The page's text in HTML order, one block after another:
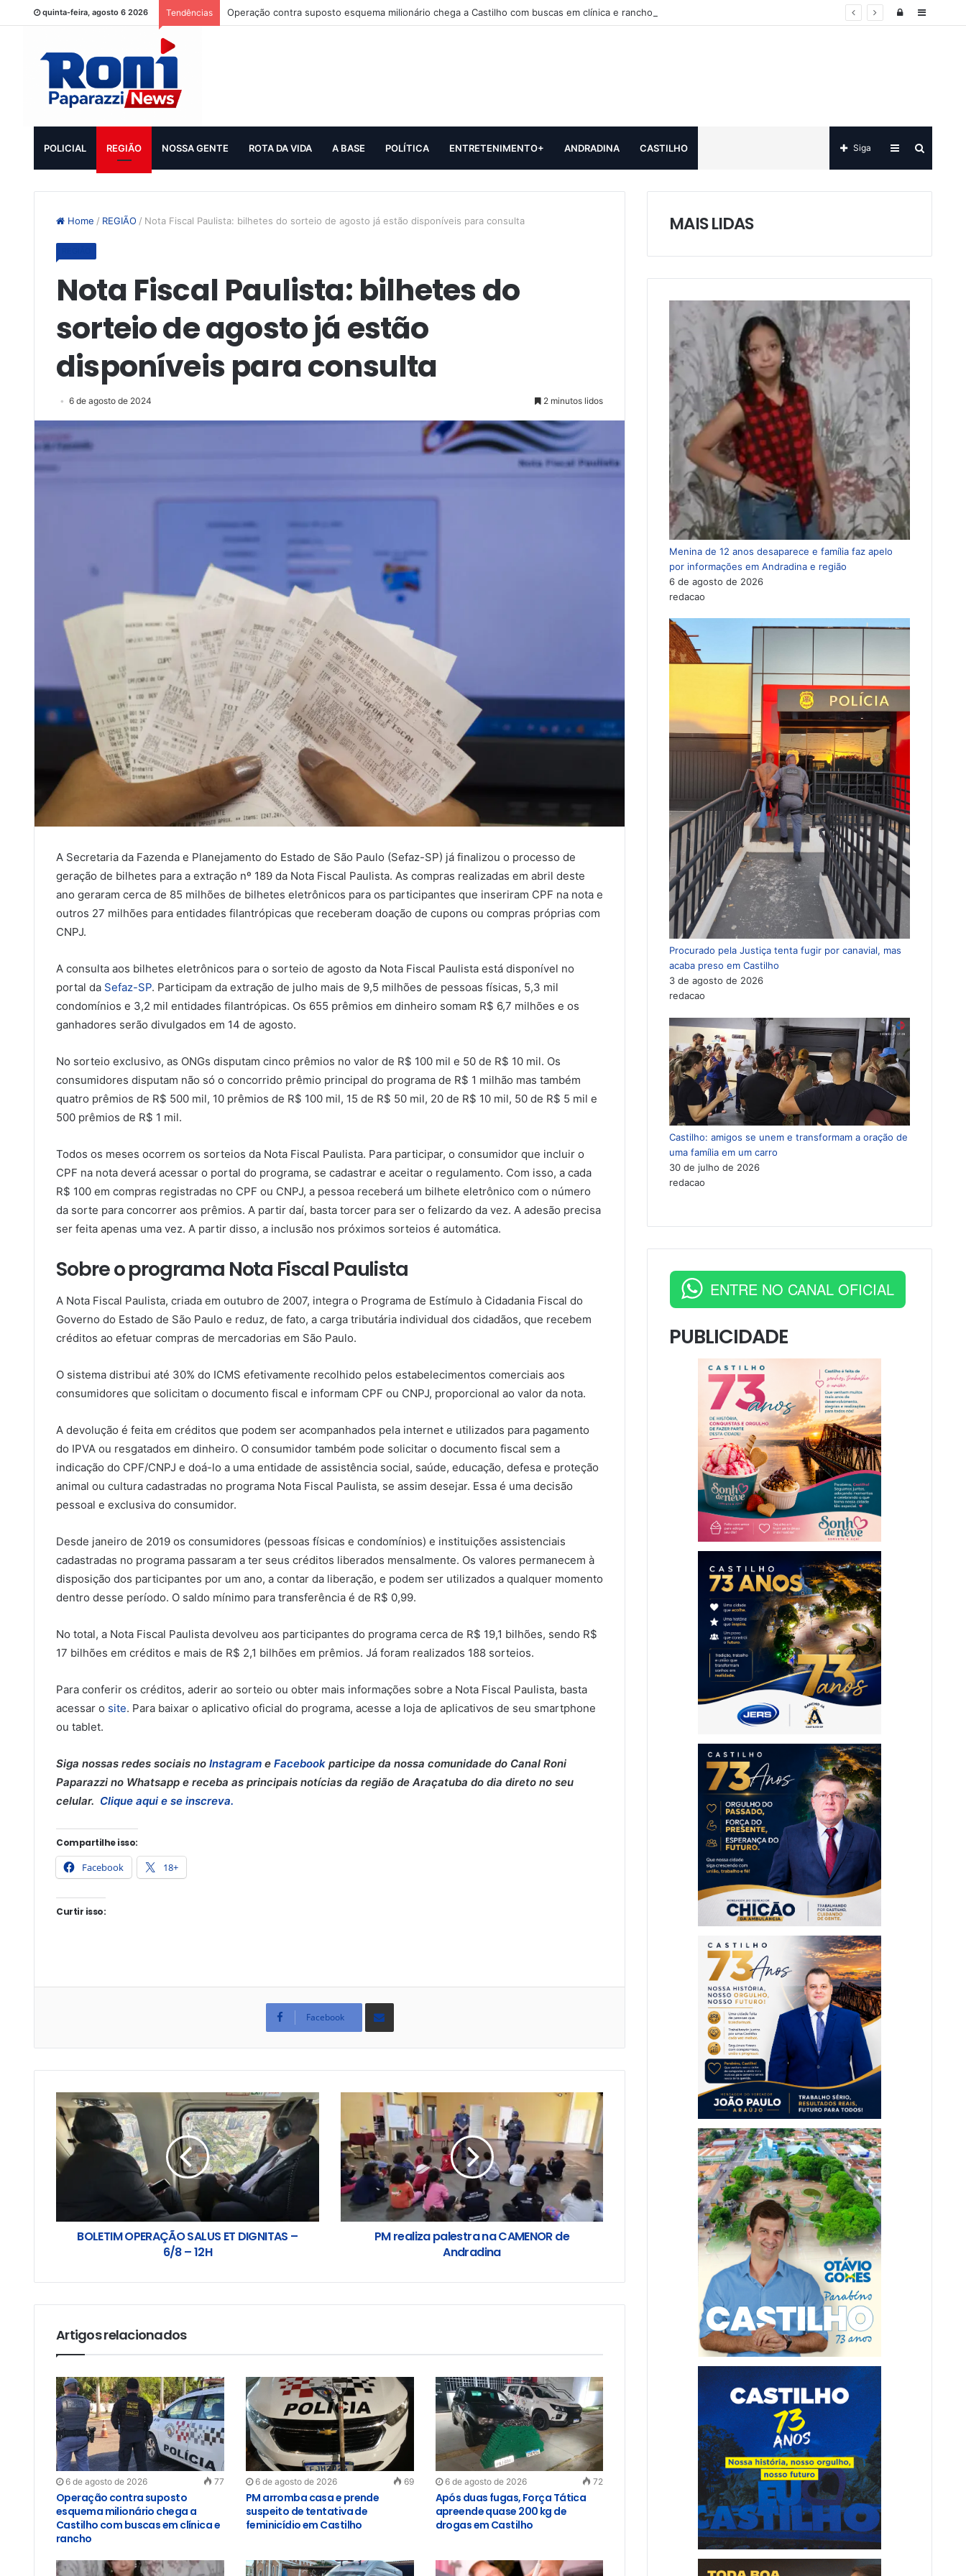
quinta-feira, agosto 6 2026 Tendências Operação contra suposto esquema milionário chega a Castilho com buscas em clínica e rancho Sidebar
Log
POLICIAL REGIÃO NOSSA GENTE ROTA DA VIDA A BASE POLÍTICA ENTRETENIMENTO+ ANDRADINA CASTILHO
por
Sidebar
Siga
Home / REGIÃO / Nota Fiscal Paulista: bilhetes do sorteio de agosto já estão disponíveis para consulta
Nota Fiscal Paulista: bilhetes do
sorteio de agosto já estão
disponíveis para consulta
6 de agosto de 2024 2 minutos lidos
A Secretaria da Fazenda e Planejamento do Estado de São Paulo (Sefaz-SP) já finalizou o processo de
geração de bilhetes para a extração nº 189 da Nota Fiscal Paulista. As compras realizadas em abril deste
ano geraram cerca de 85 milhões de bilhetes eletrônicos para os participantes que inseriram CPF na nota e
outros 27 milhões para entidades filantrópicas que receberam doação de cupons ou compras próprias com
CNPJ.
A consulta aos bilhetes eletrônicos para o sorteio de agosto da Nota Fiscal Paulista está disponível no
portal da Sefaz-SP. Participam da extração de julho mais de 9,5 milhões de pessoas físicas, 5,3 mil
condomínios e 3,2 mil entidades filantrópicas. Os 655 prêmios em dinheiro somam R$ 6,7 milhões e os
ganhadores serão divulgados em 14 de agosto.
No sorteio exclusivo, as ONGs disputam cinco prêmios no valor de R$ 100 mil e 50 de R$ 10 mil. Os
consumidores disputam não só o concorrido prêmio principal do programa de R$ 1 milhão mas também
quatro prêmios de R$ 500 mil, 10 prêmios de R$ 100 mil, 15 de R$ 50 mil, 20 de R$ 10 mil, 50 de R$ 5 mil e
500 prêmios de R$ 1 mil.
Todos os meses ocorrem os sorteios da Nota Fiscal Paulista. Para participar, o consumidor que incluir o
CPF na nota deverá acessar o portal do programa, se cadastrar e aceitar o regulamento. Com isso, a cada
R$ 100 em compras registradas no CPF ou CNPJ, a pessoa receberá um bilhete eletrônico com o número
da sorte para concorrer aos prêmios. A partir daí, basta torcer para ser o felizardo da vez. A adesão precisa
ser feita apenas uma vez. A partir disso, a inclusão nos próximos sorteios é automática.
Sobre o programa Nota Fiscal Paulista​​​
A Nota Fiscal Paulista, criada em outubro de 2007, integra o Programa de Estímulo à Cidadania Fiscal do
Governo do Estado de São Paulo e reduz, de fato, a carga tributária individual dos cidadãos, que recebem
créditos ao efetuar compras de mercadorias em São Paulo.
O sistema distribui até 30% do ICMS efetivamente recolhido pelos estabelecimentos comerciais aos
consumidores que solicitam o documento fiscal e informam CPF ou CNPJ, proporcional ao valor da nota.
A devolução é feita em créditos que podem ser acompanhados pela internet e utilizados para pagamento
do IPVA ou resgatados em dinheiro. O consumidor também pode solicitar o documento fiscal sem a
indicação do CPF/CNPJ e doá-lo a uma entidade de assistência social, saúde, educação, defesa e proteção
animal ou cultura cadastradas no programa Nota Fiscal Paulista, se assim desejar. Essa é uma decisão
pessoal e exclusiva do consumidor.
Desde janeiro de 2019 os consumidores (pessoas físicas e condomínios) e instituições assistenciais
cadastradas no programa passaram a ter seus créditos liberados mensalmente. Os valores permanecem à
disposição dos participantes por um ano, a contar da liberação, e podem ser utilizados a qualquer momento
dentro desse período. O saldo mínimo para transferência é de R$ 0,99.
No total, a Nota Fiscal Paulista devolveu aos participantes do programa cerca de R$ 19,1 bilhões, sendo R$
17 bilhões em créditos e mais de R$ 2,1 bilhões em prêmios. Já foram realizados 188 sorteios.
Para conferir os créditos, aderir ao sorteio ou obter mais informações sobre a Nota Fiscal Paulista, basta
acessar o site. Para baixar o aplicativo oficial do programa, acesse a loja de aplicativos de seu smartphone
ou tablet.
Siga nossas redes sociais no Instagram e Facebook participe da nossa comunidade do Canal Roni
Paparazzi no Whatsapp e receba as principais notícias da região de Araçatuba do dia direto no seu
celular. Clique aqui e se inscreva.
Compartilhe isso:
Facebook 18+
Curtir isso:
Facebook
Compartilhar
BOLETIM OPERAÇÃO SALUS ET DIGNITAS –
6/8 – 12H
PM realiza palestra na CAMENOR de
Andradina
Artigos relacionados
6 de agosto de 2026 77
Operação contra suposto
esquema milionário chega a
Castilho com buscas em clínica e
rancho
6 de agosto de 2026 69
PM arromba casa e prende
suspeito de tentativa de
feminicídio em Castilho
6 de agosto de 2026 72
Após duas fugas, Força Tática
apreende quase 200 kg de
drogas em Castilho
MAIS LIDAS
Menina de 12 anos desaparece e família faz apelo
por informações em Andradina e região
6 de agosto de 2026
redacao
Procurado pela Justiça tenta fugir por canavial, mas
acaba preso em Castilho
3 de agosto de 2026
redacao
Castilho: amigos se unem e transformam a oração de
uma família em um carro
30 de julho de 2026
redacao
ENTRE NO CANAL OFICIAL
PUBLICIDADE